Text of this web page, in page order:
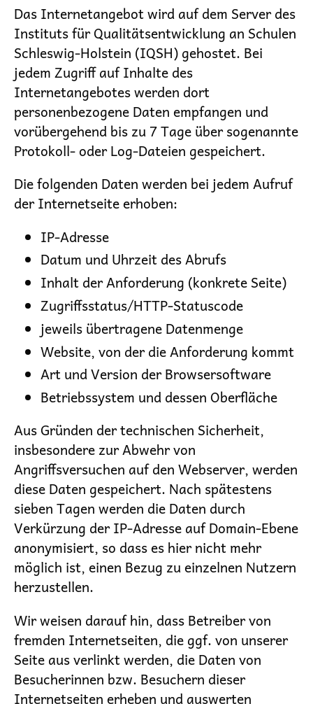
Das Internetangebot wird auf dem Server des
Instituts für Qualitätsentwicklung an Schulen
Schleswig-Holstein (IQSH) gehostet. Bei
jedem Zugriff auf Inhalte des
Internetangebotes werden dort
personenbezogene Daten empfangen und
vorübergehend bis zu 7 Tage über sogenannte
Protokoll- oder Log-Dateien gespeichert.
Die folgenden Daten werden bei jedem Aufruf
der Internetseite erhoben:
IP-Adresse
Datum und Uhrzeit des Abrufs
Inhalt der Anforderung (konkrete Seite)
Zugriffsstatus/HTTP-Statuscode
jeweils übertragene Datenmenge
Website, von der die Anforderung kommt
Art und Version der Browsersoftware
Betriebssystem und dessen Oberfläche
Aus Gründen der technischen Sicherheit,
insbesondere zur Abwehr von
Angriffsversuchen auf den Webserver, werden
diese Daten gespeichert. Nach spätestens
sieben Tagen werden die Daten durch
Verkürzung der IP-Adresse auf Domain-Ebene
anonymisiert, so dass es hier nicht mehr
möglich ist, einen Bezug zu einzelnen Nutzern
herzustellen.
Wir weisen darauf hin, dass Betreiber von
fremden Internetseiten, die ggf. von unserer
Seite aus verlinkt werden, die Daten von
Besucherinnen bzw. Besuchern dieser
Internetseiten erheben und auswerten